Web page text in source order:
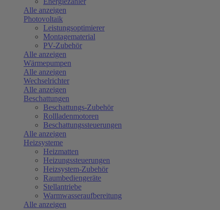
Alle anzeigen
Photovoltaik
Leistungsoptimierer
Montagematerial
PV-Zubehör
Alle anzeigen
Wärmepumpen
Alle anzeigen
Wechselrichter
Alle anzeigen
Beschattungen
Beschattungs-Zubehör
Rollladenmotoren
Beschattungssteuerungen
Alle anzeigen
Heizsysteme
Heizmatten
Heizungssteuerungen
Heizsystem-Zubehör
Raumbediengeräte
Stellantriebe
Warmwasseraufbereitung
Alle anzeigen